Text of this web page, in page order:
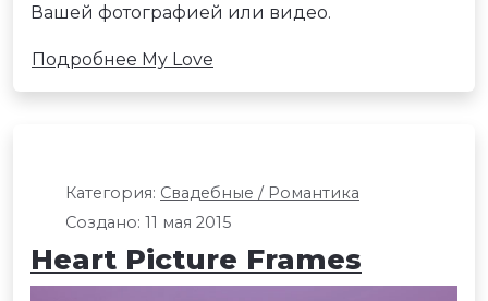
Вашей фотографией или видео.
Подробнее My Love
Категория: Свадебные / Романтика
Создано: 11 мая 2015
Heart Picture Frames